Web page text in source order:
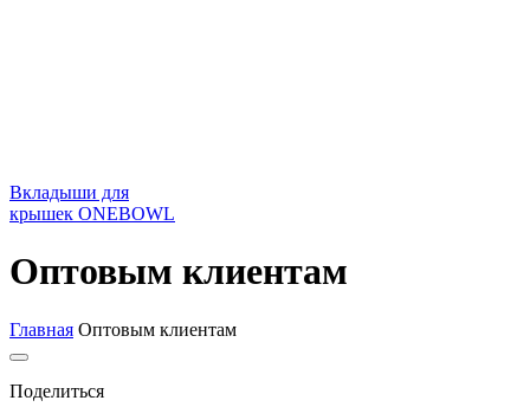
Вкладыши для
крышек ONEBOWL
Оптовым клиентам
Главная Оптовым клиентам
Поделиться